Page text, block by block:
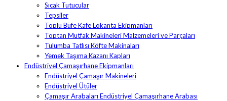
Sıcak Tutucular
Tepsiler
Toplu Büfe Kafe Lokanta Ekipmanları
Toptan Mutfak Makineleri Malzemeleri ve Parçaları
Tulumba Tatlısı Köfte Makinaları
Yemek Taşıma Kazanı Kapları
Endüstriyel Çamaşırhane Ekipmanları
Endüstriyel Çamaşır Makineleri
Endüstriyel Ütüler
Çamaşır Arabaları Endüstriyel Çamaşırhane Arabası